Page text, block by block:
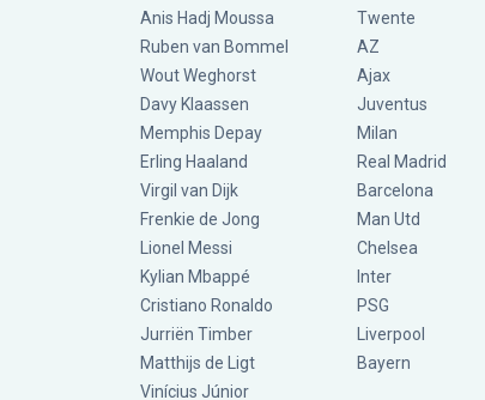
Anis Hadj Moussa
Ruben van Bommel
Wout Weghorst
Davy Klaassen
Memphis Depay
Erling Haaland
Virgil van Dijk
Frenkie de Jong
Lionel Messi
Kylian Mbappé
Cristiano Ronaldo
Jurriën Timber
Matthijs de Ligt
Vinícius Júnior
Twente
AZ
Ajax
Juventus
Milan
Real Madrid
Barcelona
Man Utd
Chelsea
Inter
PSG
Liverpool
Bayern